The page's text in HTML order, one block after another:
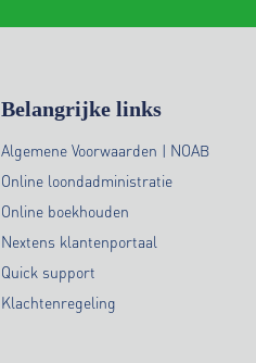
Belangrijke links
Algemene Voorwaarden | NOAB
Online loondadministratie
Online boekhouden
Nextens klantenportaal
Quick support
Klachtenregeling